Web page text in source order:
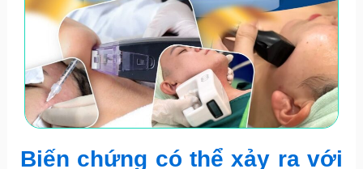
Biến chứng có thể xảy ra với